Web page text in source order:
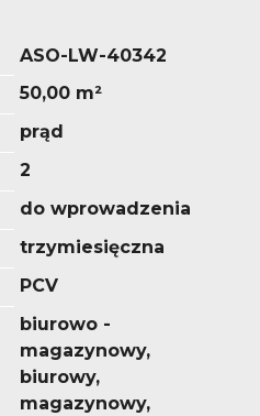
ASO-LW-40342
50,00 m²
prąd
2
do wprowadzenia
trzymiesięczna
PCV
biurowo -
magazynowy,
biurowy,
magazynowy,